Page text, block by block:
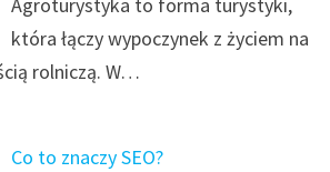
Agroturystyka to forma turystyki,
która łączy wypoczynek z życiem na
rolniczą. W…
Co to znaczy SEO?